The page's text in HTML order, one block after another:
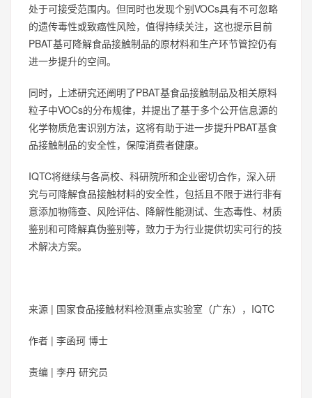
处于可接受范围内。但同时也发现个别VOCs具有不可忽略
的遗传毒性或致癌性风险，值得持续关注，这也提示目前
PBAT基可降解食品接触制品的原材料和生产环节管控仍有
进一步提升的空间。
同时，上述研究还阐明了PBAT基食品接触制品及相关原料
粒子中VOCs的分布规律，并提出了基于多个公开信息源的
化学物质危害识别方法，这将有助于进一步提升PBAT基食
品接触制品的安全性，保障消费者健康。
IQTC将继续与各高校、科研院所和企业密切合作，深入研
究与可降解食品接触材料的安全性，包括且不限于进行非有
意添加物筛查、风险评估、降解性能测试、生态毒性、材质
鉴别和可降解真伪鉴别等，致力于为行业提供切实可行的技
术解决方案。
来源 | 国家食品接触材料检测重点实验室（广东），IQTC
作者 | 李函珂 博士
责编 | 李丹 研究员